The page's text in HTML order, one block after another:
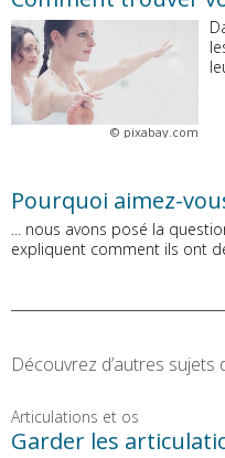
© pixabay.com
Pourquoi aimez-
... nous avons posé la
expliquent comment ils ont
Découvrez d’autres sujets
Articulations et os
Garder les